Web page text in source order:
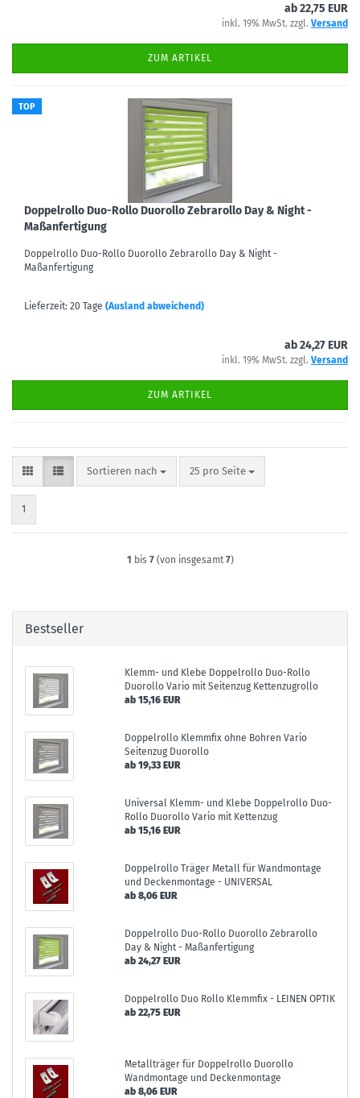
ab 22,75 EUR
inkl. 19% MwSt. zzgl. Versand
ZUM ARTIKEL
TOP
Doppelrollo Duo-Rollo Duorollo Zebrarollo Day & Night -
Maßanfertigung
Doppelrollo Duo-Rollo Duorollo Zebrarollo Day & Night -
Maßanfertigung
Lieferzeit: 20 Tage (Ausland abweichend)
ab 24,27 EUR
inkl. 19% MwSt. zzgl. Versand
ZUM ARTIKEL
Sortieren nach
Sortieren nach 25 pro Seite
pro Seite
1
1 bis 7(von insgesamt 7)
Bestseller
Klemm- und Klebe Doppelrollo Duo-Rollo
Duorollo Vario mit Seitenzug Kettenzugrollo
ab 15,16 EUR
Doppelrollo Klemmfix ohne Bohren Vario
Seitenzug Duorollo
ab 19,33 EUR
Universal Klemm- und Klebe Doppelrollo Duo-
Rollo Duorollo Vario mit Kettenzug
ab 15,16 EUR
Doppelrollo Träger Metall für Wandmontage
und Deckenmontage - UNIVERSAL
ab 8,06 EUR
Doppelrollo Duo-Rollo Duorollo Zebrarollo
Day & Night - Maßanfertigung
ab 24,27 EUR
Doppelrollo Duo Rollo Klemmfix - LEINEN OPTIK
ab 22,75 EUR
Metallträger für Doppelrollo Duorollo
Wandmontage und Deckenmontage
ab 8,06 EUR